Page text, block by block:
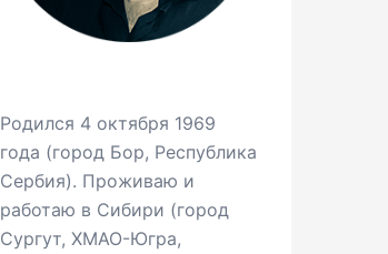
Родился 4 октября 1969
года (город Бор, Республика
Сербия). Проживаю и
работаю в Сибири (город
Сургут, ХМАО-Югра,